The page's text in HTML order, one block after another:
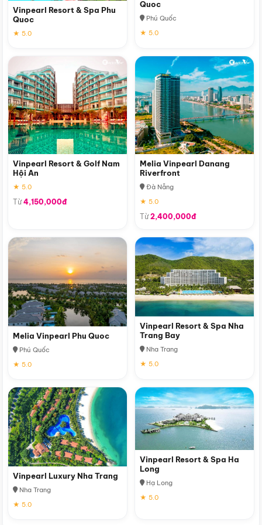
Vinpearl Resort & Spa Phu
Quoc
★ 5.0
Quoc
Phú Quốc
★ 5.0
Vinpearl Resort & Golf Nam
Hội An
★ 5.0
Từ4,150,000đ
Melia Vinpearl Danang
Riverfront
Đà Nẵng
★ 5.0
Từ2,400,000đ
Melia Vinpearl Phu Quoc
Phú Quốc
★ 5.0
Vinpearl Resort & Spa Nha
Trang Bay
Nha Trang
★ 5.0
Vinpearl Luxury Nha Trang
Nha Trang
★ 5.0
Vinpearl Resort & Spa Ha
Long
Hạ Long
★ 5.0